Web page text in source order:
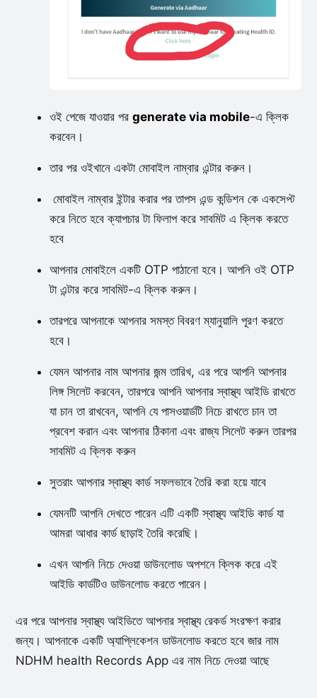
ওই পেজে যাওয়ার পর generate via mobile-এ ক্লিক
করবেন।
তার পর ওইখানে একটা মোবাইল নাম্বার এন্টার করুন।
মোবাইল নাম্বার ইন্টার করার পর তাপস এন্ড কন্ডিশন কে একসেপ্ট
করে নিতে হবে ক্যাপচার টা ফিলাপ করে সাবমিট এ ক্লিক করতে
হবে
আপনার মোবাইলে একটি OTP পাঠানো হবে। আপনি ওই OTP
টা এন্টার করে সাবমিট-এ ক্লিক করুন।
তারপরে আপনাকে আপনার সমস্ত বিবরণ ম্যানুয়ালি পূরণ করতে
হবে।
যেমন আপনার নাম আপনার জন্ম তারিখ, এর পরে আপনি আপনার
লিঙ্গ সিলেট করবেন, তারপরে আপনি আপনার স্বাস্থ্য আইডি রাখতে
যা চান তা রাখবেন, আপনি যে পাসওয়ার্ডটি নিচে রাখতে চান তা
প্রবেশ করান এবং আপনার ঠিকানা এবং রাজ্য সিলেট করুন তারপর
সাবমিট এ ক্লিক করুন
সুতরাং আপনার স্বাস্থ্য কার্ড সফলভাবে তৈরি করা হয়ে যাবে
যেমনটি আপনি দেখতে পারেন এটি একটি স্বাস্থ্য আইডি কার্ড যা
আমরা আধার কার্ড ছাড়াই তৈরি করেছি।
এখন আপনি নিচে দেওয়া ডাউনলোড অপশনে ক্লিক করে এই
আইডি কার্ডটিও ডাউনলোড করতে পারেন।
এর পরে আপনার স্বাস্থ্য আইডিতে আপনার স্বাস্থ্য রেকর্ড সংরক্ষণ করার
জন্য। আপনাকে একটি অ্যাপ্লিকেশন ডাউনলোড করতে হবে জার নাম
NDHM health Records App এর নাম নিচে দেওয়া আছে